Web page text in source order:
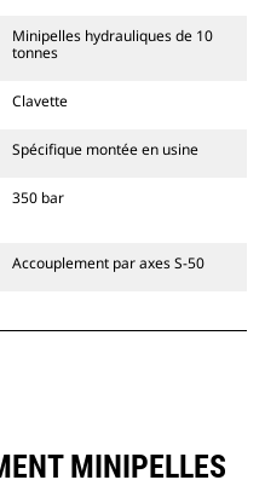
Minipelles hydrauliques de 10
tonnes
Clavette
Spécifique montée en usine
350 bar
Accouplement par axes S-50
MINIPELLES